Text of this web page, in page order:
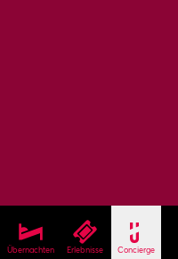
Übernachten Erlebnisse Concierge